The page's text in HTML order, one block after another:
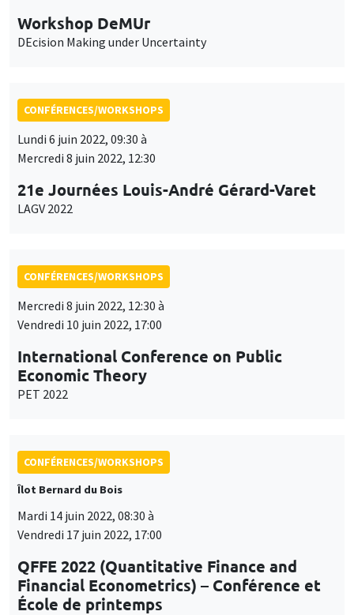
Workshop DeMUr
DEcision Making under Uncertainty
CONFÉRENCES/WORKSHOPS
Lundi 6 juin 2022, 09:30 à
Mercredi 8 juin 2022, 12:30
21e Journées Louis-André Gérard-Varet
LAGV 2022
CONFÉRENCES/WORKSHOPS
Mercredi 8 juin 2022, 12:30 à
Vendredi 10 juin 2022, 17:00
International Conference on Public
Economic Theory
PET 2022
CONFÉRENCES/WORKSHOPS
Îlot Bernard du Bois
Mardi 14 juin 2022, 08:30 à
Vendredi 17 juin 2022, 17:00
QFFE 2022 (Quantitative Finance and
Financial Econometrics) – Conférence et
École de printemps